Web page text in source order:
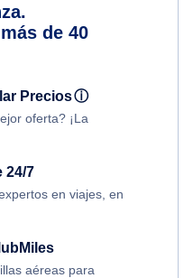
de 40
Preciosⓘ
oferta? ¡La
24/7
en viajes, en
aéreas para